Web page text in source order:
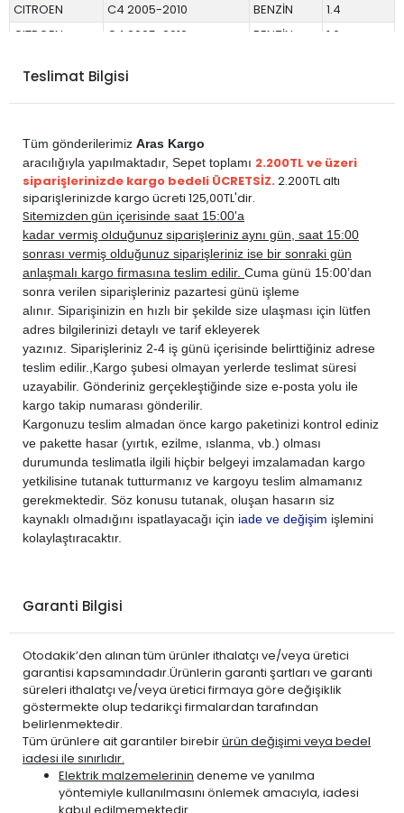
CITROEN
C4 2005-2010 BENZİN
1.4
CITROEN
C4 2005-2010 BENZİN
1.6
PEUGEOT
307 2001-2006
PEUGEOT
307 2006-2009
Teslimat Bilgisi
Tüm gönderilerimiz Aras Kargo
aracılığıyla yapılmaktadır, Sepet toplamı 2.200TL ve üzeri
siparişlerinizde kargo bedeli ÜCRETSİZ.2.200TL altı
siparişlerinizde kargo ücreti 125,00TL'dir.
Sitemizden gün içerisinde saat 15:00'a
kadar vermiş olduğunuz siparişleriniz aynı gün, saat 15:00
sonrası vermiş olduğunuz siparişleriniz ise bir sonraki gün
anlaşmalı kargo firmasına teslim edilir. Cuma günü 15:00’dan
sonra verilen siparişleriniz pazartesi günü işleme
alınır. Siparişinizin en hızlı bir şekilde size ulaşması için lütfen
adres bilgilerinizi detaylı ve tarif ekleyerek
yazınız. Siparişleriniz 2-4 iş günü içerisinde belirttiğiniz adrese
teslim edilir., Kargo şubesi olmayan yerlerde teslimat süresi
uzayabilir. Gönderiniz gerçekleştiğinde size e-posta yolu ile
kargo takip numarası gönderilir.
Kargonuzu teslim almadan önce kargo paketinizi kontrol ediniz
ve pakette hasar (yırtık, ezilme, ıslanma, vb.) olması
durumunda teslimatla ilgili hiçbir belgeyi imzalamadan kargo
yetkilisine tutanak tutturmanız ve kargoyu teslim almamanız
gerekmektedir. Söz konusu tutanak, oluşan hasarın siz
kaynaklı olmadığını ispatlayacağı için iade ve değişim işlemini
kolaylaştıracaktır.
Garanti Bilgisi
Otodakik’den alınan tüm ürünler ithalatçı ve/veya üretici
garantisi kapsamındadır.Ürünlerin garanti şartları ve garanti
süreleri ithalatçı ve/veya üretici firmaya göre değişiklik
göstermekte olup tedarikçi firmalardan tarafından
belirlenmektedir.
Tüm ürünlere ait garantiler birebirürün değişimi veya bedel
iadesi ile sınırlıdır.
Elektrik malzemelerinin deneme ve yanılma
yöntemiyle kullanılmasını önlemek amacıyla, iadesi